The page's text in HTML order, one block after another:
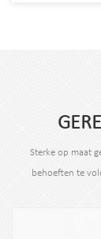
Sterke op maat
behoeften te